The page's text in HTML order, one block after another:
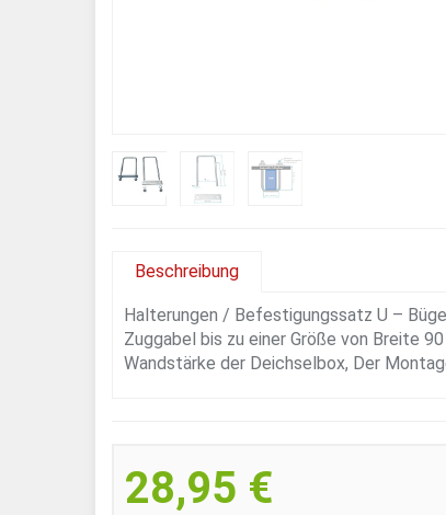
Beschreibung
Halterungen / Befestigungssatz U –
Zuggabel bis zu einer Größe von Breite
Wandstärke der Deichselbox, Der
28,95 €